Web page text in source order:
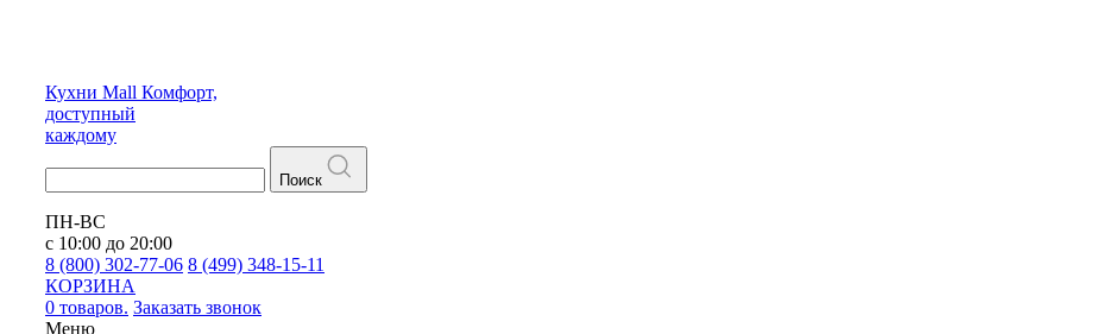
Кухни Mall Комфорт,
доступный
каждому
Поиск
ПН-ВС
с 10:00 до 20:00
8 (800) 302-77-06 8 (499) 348-15-11
КОРЗИНА
0 товаров. Заказать звонок
Меню